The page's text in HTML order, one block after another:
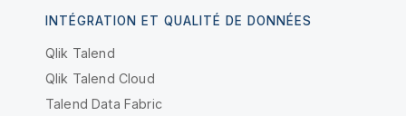
INTÉGRATION ET QUALITÉ DE DONNÉES
Qlik Talend
Qlik Talend Cloud
Talend Data Fabric